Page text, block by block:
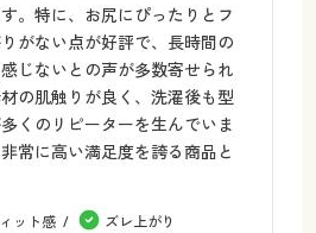
。特に、お尻にぴったりとフ
がない点が好評で、長時間の
じないとの声が多数寄せられ
の肌触りが良く、洗濯後も型
くのリピーターを生んでいま
常に高い満足度を誇る商品と
ット感
ズレ上がり